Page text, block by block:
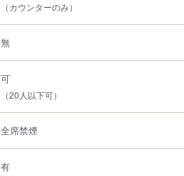
（カウンターのみ）
無
可
（20人以下可）
全席禁煙
有